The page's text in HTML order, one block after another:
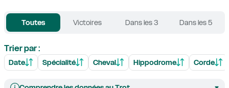
Toutes Victoires Dans les 3 Dans les 5
Trier par :
Date Spécialité Cheval Hippodrome Corde